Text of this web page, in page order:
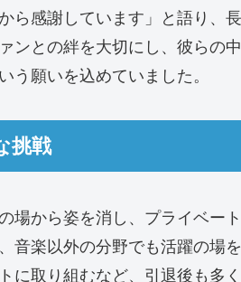
ら感謝しています」と語り、
ンとの絆を大切にし、彼らの
う願いを込めていました。
挑戦
場から姿を消し、プライベー
音楽以外の分野でも活躍の場
に取り組むなど、引退後も多